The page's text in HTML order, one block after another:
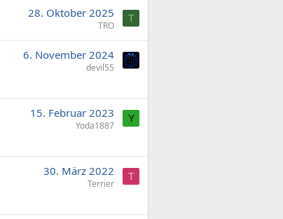
28. Oktober 2025
TRO
T
6. November 2024
devil55
15. Februar 2023
Yoda1887
Y
30. März 2022
Terrier
T